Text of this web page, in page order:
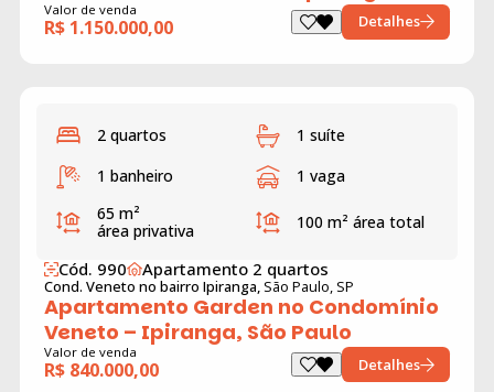
Valor de venda
R$ 1.150.000,00 Detalhes
2 quartos
1 suíte
1 banheiro
1 vaga
65 m²
área privativa
100 m² área total
Cód. 990 Apartamento 2 quartos
Cond. Veneto no bairro Ipiranga, São Paulo, SP
Apartamento Garden no Condomínio
Veneto – Ipiranga, São Paulo
Valor de venda
R$ 840.000,00 Detalhes